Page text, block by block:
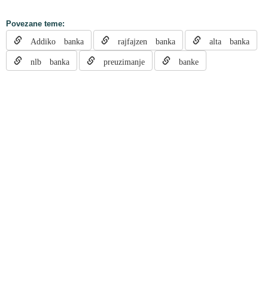
Povezane teme:
Addiko banka rajfajzen banka alta banka
nlb banka preuzimanje banke